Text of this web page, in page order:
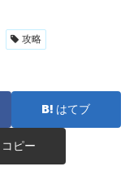
攻略
はてブ
コピー